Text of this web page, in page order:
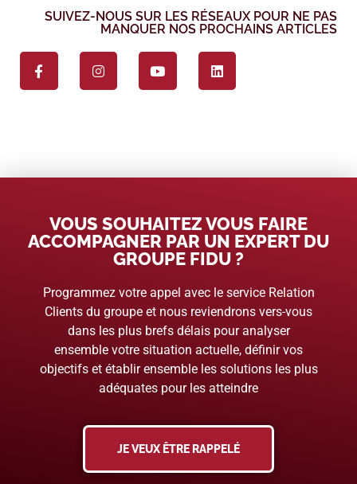
SUIVEZ-NOUS SUR LES RÉSEAUX POUR NE PAS
MANQUER NOS PROCHAINS ARTICLES
VOUS SOUHAITEZ VOUS FAIRE
ACCOMPAGNER PAR UN EXPERT DU
GROUPE FIDU ?
Programmez votre appel avec le service Relation
Clients du groupe et nous reviendrons vers-vous
dans les plus brefs délais pour analyser
ensemble votre situation actuelle, définir vos
objectifs et établir ensemble les solutions les plus
adéquates pour les atteindre
JE VEUX ÊTRE RAPPELÉ